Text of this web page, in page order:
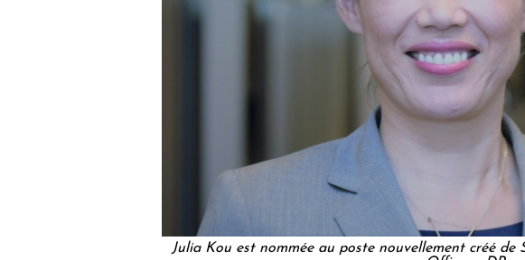
Julia Kou est nommée au poste nouvellement créé